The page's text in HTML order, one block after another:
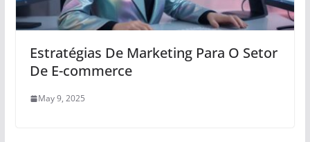
Estratégias De Marketing Para O Setor
De E-commerce
May 9, 2025